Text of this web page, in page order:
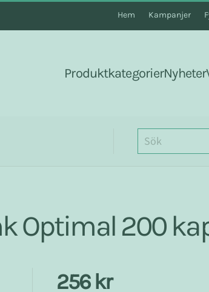
Hem Kampanjer
ProduktkategorierNyheter
Optimal 200
256 kr